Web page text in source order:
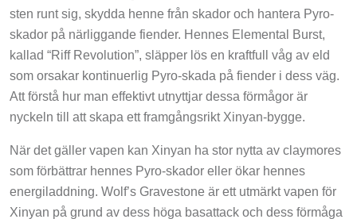
sten runt sig, skydda henne från skador och hantera Pyro-
skador på närliggande fiender. Hennes Elemental Burst,
kallad “Riff Revolution”, släpper lös en kraftfull våg av eld
som orsakar kontinuerlig Pyro-skada på fiender i dess väg.
Att förstå hur man effektivt utnyttjar dessa förmågor är
nyckeln till att skapa ett framgångsrikt Xinyan-bygge.
När det gäller vapen kan Xinyan ha stor nytta av claymores
som förbättrar hennes Pyro-skador eller ökar hennes
energiladdning. Wolf’s Gravestone är ett utmärkt vapen för
Xinyan på grund av dess höga basattack och dess förmåga